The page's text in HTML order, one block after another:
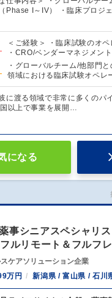
Phase I～IV） ・臨床プロジ
＜ご経験＞ ・臨床試験のオ
・CRO/ベンダーマネジメン
・グローバルチーム/他部門
領域における臨床試験オペレ
に渡る領域で非常に多くのパ
以上で事業を展開…
になる
事シニアスペシャリ
ルリモート＆フルフレ
ケアソリューション企業
万円
新潟県 / 富山県 / 石川